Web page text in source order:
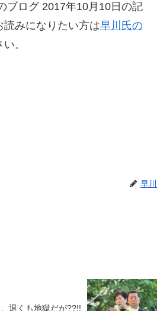
ブログ 2017年10月10日の記
みになりたい方は早川氏の
。
早
退くも地獄だが??!!